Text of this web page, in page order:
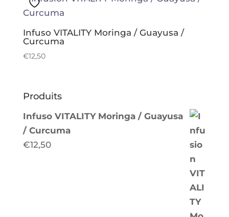
Infuso VITALITY Moringa / Guayusa /
Curcuma
€12,50
Produits
Infuso VITALITY Moringa / Guayusa
/ Curcuma
€12,50